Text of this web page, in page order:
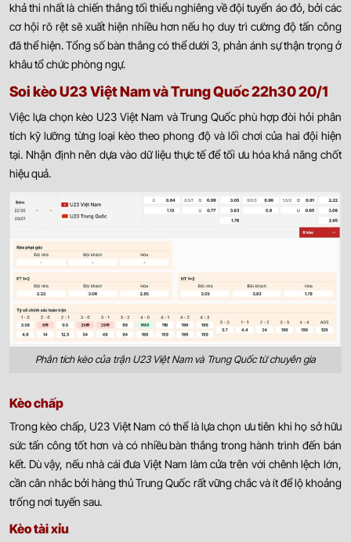
khả thi nhất là chiến thắng tối thiểu nghiêng về đội tuyển áo đỏ, bởi các
cơ hội rõ rệt sẽ xuất hiện nhiều hơn nếu họ duy trì cường độ tấn công
đã thể hiện. Tổng số bàn thắng có thể dưới 3, phản ánh sự thận trọng ở
khâu tổ chức phòng ngự.
Soi kèo U23 Việt Nam và Trung Quốc 22h30 20/1
Việc lựa chọn kèo U23 Việt Nam và Trung Quốc phù hợp đòi hỏi phân
tích kỹ lưỡng từng loại kèo theo phong độ và lối chơi của hai đội hiện
tại. Nhận định nên dựa vào dữ liệu thực tế để tối ưu hóa khả năng chốt
hiệu quả.
Phân tích kèo của trận U23 Việt Nam và Trung Quốc từ chuyên gia
Kèo chấp
Trong kèo chấp, U23 Việt Nam có thể là lựa chọn ưu tiên khi họ sở hữu
sức tấn công tốt hơn và có nhiều bàn thắng trong hành trình đến bán
kết. Dù vậy, nếu nhà cái đưa Việt Nam làm cửa trên với chênh lệch lớn,
cần cân nhắc bởi hàng thủ Trung Quốc rất vững chắc và ít để lộ khoảng
trống nơi tuyến sau.
Kèo tài xỉu